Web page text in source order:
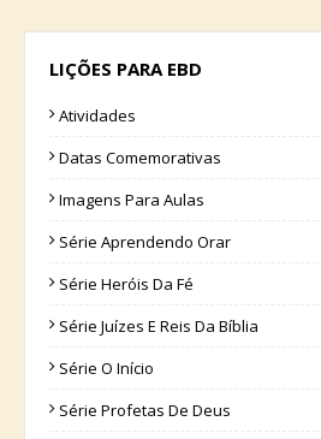
LIÇÕES PARA EBD
Atividades
Datas Comemorativas
Imagens Para Aulas
Série Aprendendo Orar
Série Heróis Da Fé
Série Juízes E Reis Da Bíblia
Série O Início
Série Profetas De Deus